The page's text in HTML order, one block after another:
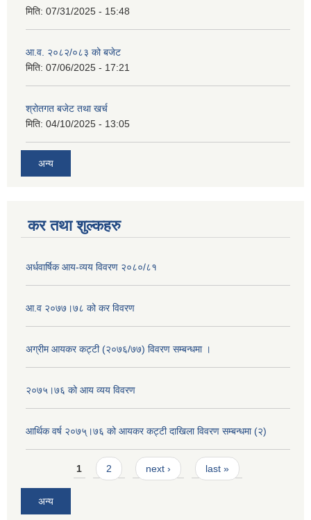
मिति: 07/31/2025 - 15:48
आ.व. २०८२/०८३ को बजेट
मिति: 07/06/2025 - 17:21
श्रोतगत बजेट तथा खर्च
मिति: 04/10/2025 - 13:05
अन्य
कर तथा शुल्कहरु
अर्धवार्षिक आय-व्यय विवरण २०८०/८१
आ.व २०७७।७८ को कर विवरण
अग्रीम आयकर कट्टी (२०७६/७७) विवरण सम्बन्धमा ।
२०७५।७६ को आय व्यय विवरण
आर्थिक वर्ष २०७५्।७६ को आयकर कट्टी दाखिला विवरण सम्बन्धमा (२)
Pages1 2 next › last »
अन्य